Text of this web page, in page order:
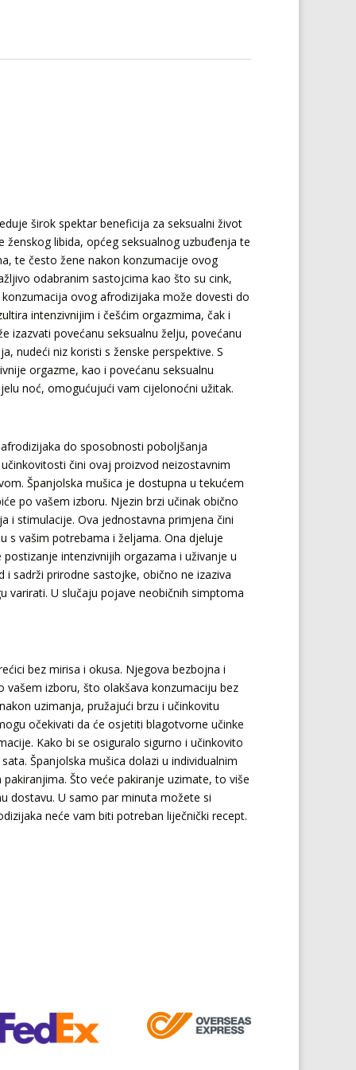
širok spektar beneficija za seksualni život
libida, općeg seksualnog uzbuđenja te
te često žene nakon konzumacije ovog
odabranim sastojcima kao što su cink,
ovog afrodizijaka može dovesti do
intenzivnijim i češćim orgazmima, čak i
izazvati povećanu seksualnu želju, povećanu
nudeći niz koristi s ženske perspektive. S
orgazme, kao i povećanu seksualnu
noć, omogućujući vam cijelonoćni užitak.
do sposobnosti poboljšanja
čini ovaj proizvod neizostavnim
Španjolska mušica je dostupna u tekućem
po vašem izboru. Njezin brzi učinak obično
i stimulacije. Ova jednostavna primjena čini
s vašim potrebama i željama. Ona djeluje
intenzivnijih orgazama i uživanje u
sadrži prirodne sastojke, obično ne izaziva
varirati. U slučaju pojave neobičnih simptoma
bez mirisa i okusa. Njegova bezbojna i
izboru, što olakšava konzumaciju bez
uzimanja, pružajući brzu i učinkovitu
očekivati ​​da će osjetiti blagotvorne učinke
Kako bi se osiguralo sigurno i učinkovito
Španjolska mušica dolazi u individualnim
Što veće pakiranje uzimate, to više
dostavu. U samo par minuta možete si
neće vam biti potreban liječnički recept.